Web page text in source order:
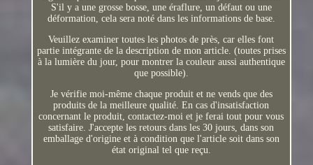
S'il y a une grosse bosse, une éraflure, un défaut ou une
déformation, cela sera noté dans les informations de base.
Veuillez examiner toutes les photos de près, car elles font
partie intégrante de la description de mon article. (toutes prises
à la lumière du jour, pour montrer la couleur aussi authentique
que possible).
Je vérifie moi-même chaque produit et ne vends que des
produits de la meilleure qualité. En cas d'insatisfaction
concernant le produit, contactez-moi et je ferai tout pour vous
satisfaire. J'accepte les retours dans les 30 jours, dans son
emballage d'origine et à condition que l'article soit dans son
état original tel que reçu.